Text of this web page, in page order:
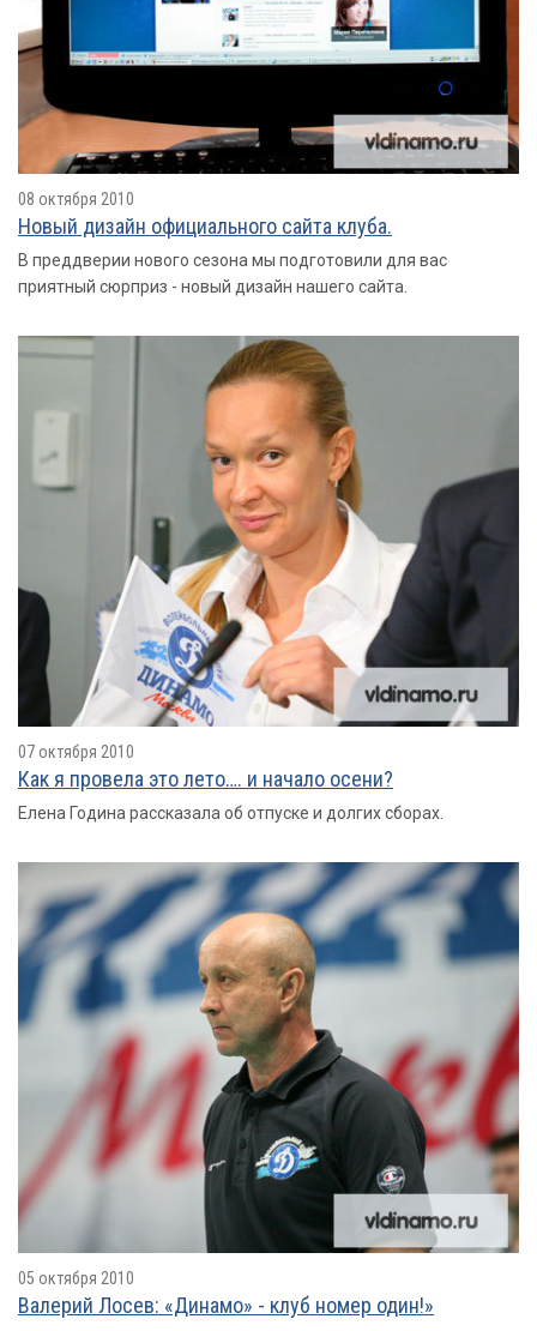
08 октября 2010
Новый дизайн официального сайта клуба.
В преддверии нового сезона мы подготовили для вас
приятный сюрприз - новый дизайн нашего сайта.
07 октября 2010
Как я провелa это лето…. и начало осени?
Елена Година рассказала об отпуске и долгих сборах.
05 октября 2010
Валерий Лосев: «Динамо» - клуб номер один!»